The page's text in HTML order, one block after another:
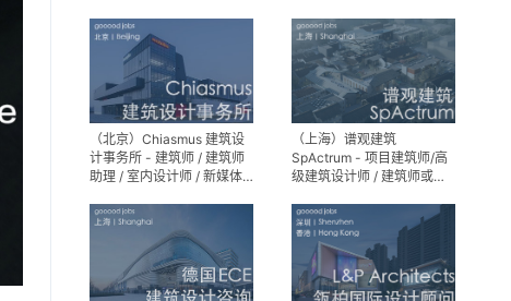
（北京）Chiasmus 建筑设
计事务所 - 建筑师 / 建筑师
助理 / 室内设计师 / 新媒体
（上海）谱观建筑
SpActrum - 项目建筑师/高
级建筑设计师 / 建筑师或助
媒体助理 / 实习生（建筑设
计/媒体，长期有效）